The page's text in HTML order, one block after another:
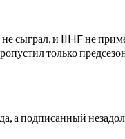
сыграл, и IIHF не
только
а подписанный